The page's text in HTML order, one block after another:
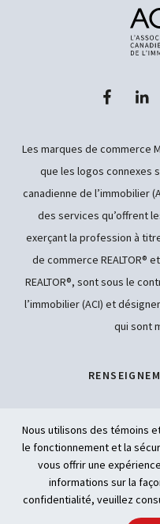
Les marques de commerce
que les logos connexes
canadienne de l’immobilier
des services qu’offrent
exerçant la profession à
de commerce REALTOR®
REALTOR®, sont sous le
l’immobilier (ACI) et
qui sont
Nous utilisons des témoins
le fonctionnement et la
vous offrir une
informations sur la
confidentialité, veuillez